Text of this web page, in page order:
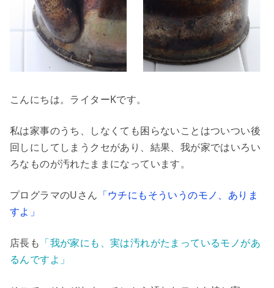
こんにちは。ライターKです。
私は家事のうち、しなくても困らないことはついつい後
回しにしてしまうクセがあり、結果、我が家ではいろい
ろなものが汚れたままになっています。
プログラマのUさん 「ウチにもそういうのモノ、ありま
すよ」
店長も 「我が家にも、実は汚れがたまっているモノがあ
るんですよ」